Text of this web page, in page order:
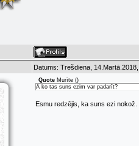
Datums: Trešdiena,
Quote Murīte ()
A ko tas suns ezim var padarīt?
Esmu redzējis, ka suns ezi